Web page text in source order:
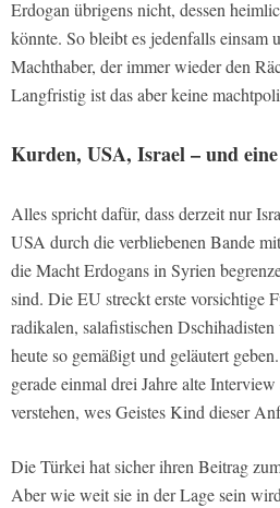
Erdogan übrigens nicht, dessen
könnte. So bleibt es jedenfalls einsam
Machthaber, der immer wieder den
Langfristig ist das aber keine
Kurden, USA, Israel – und
Alles spricht dafür, dass derzeit nur
USA durch die verbliebenen Bande
die Macht Erdogans in Syrien
sind. Die EU streckt erste vorsichtige
radikalen, salafistischen
heute so gemäßigt und geläutert
gerade einmal drei Jahre alte
verstehen, wes Geistes Kind dieser
Die Türkei hat sicher ihren Beitrag
Aber wie weit sie in der Lage sein